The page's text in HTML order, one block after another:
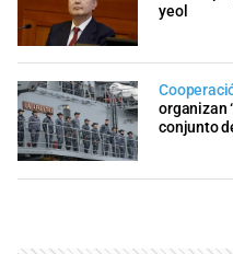
yeol
organizan
conjunto